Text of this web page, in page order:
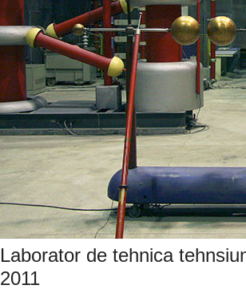
Laborator de tehnica
2011